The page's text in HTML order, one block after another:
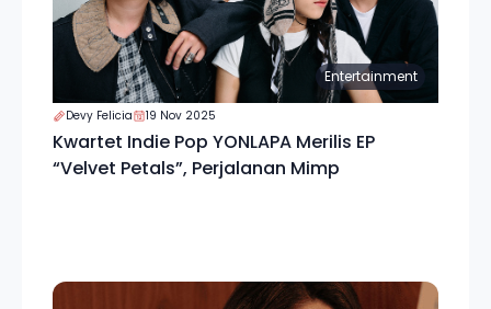
Entertainment
Devy Felicia 19 Nov 2025
Kwartet Indie Pop YONLAPA Merilis EP
“Velvet Petals”, Perjalanan Mimp